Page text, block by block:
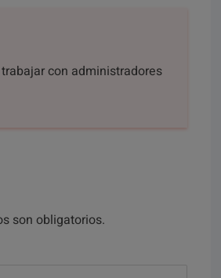
con administradores
son obligatorios.